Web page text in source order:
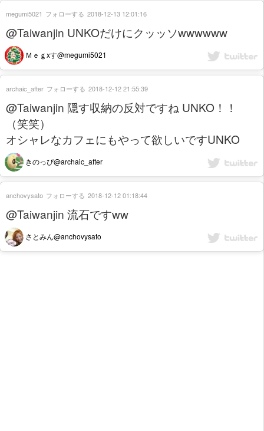
@Taiwanjin UNKOだけにクッッソwwwwww
Ｍｅｇxす@megumi5021
megumi5021 フォローする 2018-12-13 12:01:16
@Taiwanjin 隠す収納の反対ですね UNKO！！
（笑笑）
オシャレなカフェにもやって欲しいですUNKO
きのっぴ@archaic_after
archaic_after フォローする 2018-12-12 21:55:39
@Taiwanjin 流石ですww
さとみん@anchovysato
anchovysato フォローする 2018-12-12 01:18:44